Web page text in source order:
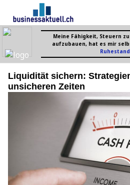
Liquidität sichern:
unsicheren Zeiten